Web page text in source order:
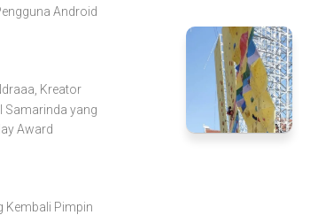
Android
Kreator
Samarinda yang
Award
Kembali Pimpin